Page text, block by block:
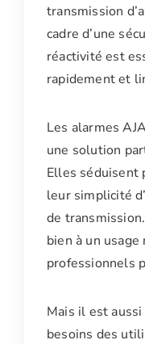
transmission
cadre d’une
réactivité est
rapidement et
Les alarmes
une solution
Elles séduisent
leur simplicité
de
bien à un
professionnels
Mais il est
besoins des